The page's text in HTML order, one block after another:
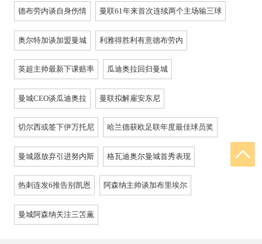
德布劳内谈自身伤情 曼联61年来首次连续两个主场输三球
奥尔特加谈加盟曼城 利雅得胜利有意德布劳内
英超主帅最新下课赔率 瓜迪奥拉回归曼城
曼城CEO谈瓜迪奥拉 曼联拟解雇安东尼
切尔西或签下伊万托尼 哈兰德获欧足联年度最佳球员奖
曼城愿放弃引进努内斯 格瓦迪奥尔曼城首秀表现
热刺连发6推告别凯恩 阿森纳主帅谈加布里埃尔
曼城阿森纳关注三笘薫